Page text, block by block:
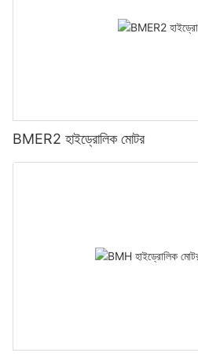
BMER2 হাইড্রোলিক মোটর